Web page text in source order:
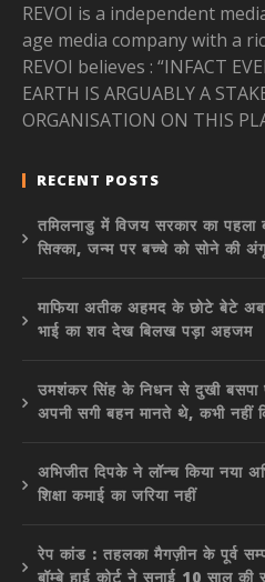
REVOI is a independent
age media company with a
REVOI believes : “INFACT
EARTH IS ARGUABLY A
ORGANISATION ON THIS
RECENT POSTS
तमिलनाडु में विजय सरकार का
सिक्का, जन्म पर बच्चे को सोने की
माफिया अतीक अहमद के छोटे बेटे
भाई का शव देख बिलख पड़ा अहजम
उमशंकर सिंह के निधन से दुखी बसपा
अपनी सगी बहन मानते थे, कभी नहीं
अभिजीत दिपके ने लॉन्च किया नया
शिक्षा कमाई का जरिया नहीं
रेप कांड : तहलका मैगज़ीन के पूर्व
बॉम्बे हाई कोर्ट ने सुनाई 10 साल की